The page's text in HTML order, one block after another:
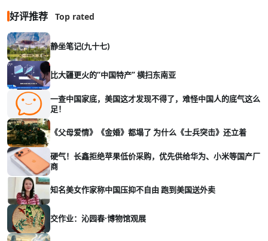
好评推荐 Top rated
静坐笔记(九十七)
比大疆更火的“中国特产” 横扫东南亚
一查中国家底，美国这才发现不得了，难怪中国人的底气这么
足！
《父母爱情》《金婚》都塌了 为什么《士兵突击》还立着
硬气！长鑫拒绝苹果低价采购，优先供给华为、小米等国产厂
商
知名美女作家称中国压抑不自由 跑到美国送外卖
交作业：沁园春·博物馆观展